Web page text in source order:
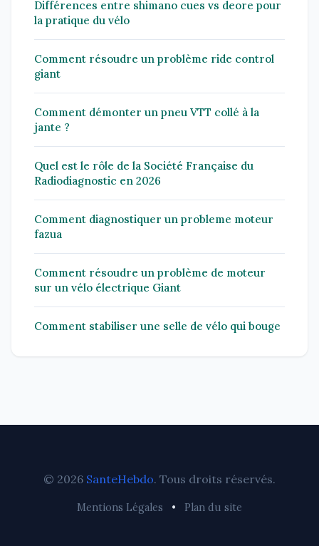
Différences entre shimano cues vs deore pour
la pratique du vélo
Comment résoudre un problème ride control
giant
Comment démonter un pneu VTT collé à la
jante ?
Quel est le rôle de la Société Française du
Radiodiagnostic en 2026
Comment diagnostiquer un probleme moteur
fazua
Comment résoudre un problème de moteur
sur un vélo électrique Giant
Comment stabiliser une selle de vélo qui bouge
© 2026 SanteHebdo. Tous droits réservés.
Mentions Légales • Plan du site